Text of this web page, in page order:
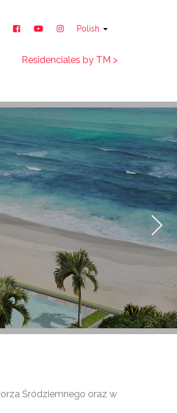
Polish
Residenciales by TM >
Śródziemnego oraz w